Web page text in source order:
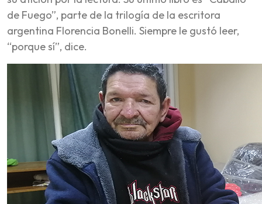
de Fuego”, parte de la trilogía de la escritora
argentina Florencia Bonelli. Siempre le gustó leer,
“porque sí”, dice.